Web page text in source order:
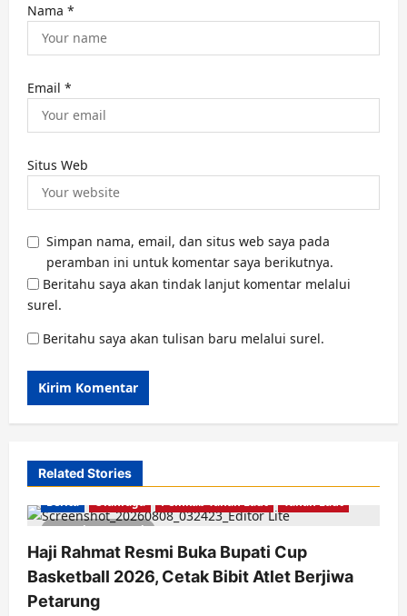
Nama *
Email *
Situs Web
Simpan nama, email, dan situs web saya pada
peramban ini untuk komentar saya berikutnya.
Beritahu saya akan tindak lanjut komentar melalui
surel.
Beritahu saya akan tulisan baru melalui surel.
Related Stories
2 minutes read
Berita Olahraga Pemkab Tanah Laut Tanah Laut
Haji Rahmat Resmi Buka Bupati Cup
Basketball 2026, Cetak Bibit Atlet Berjiwa
Petarung